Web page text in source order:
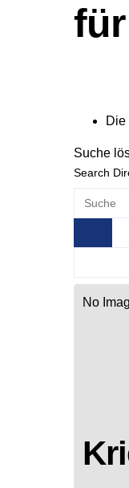
Die
Suche
Search
No